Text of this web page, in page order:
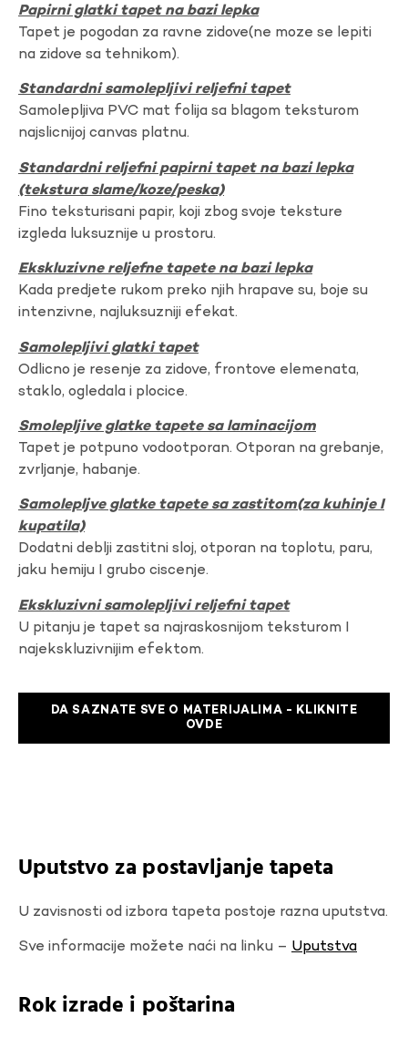
Papirni glatki tapet na bazi lepka
Tapet je pogodan za ravne zidove(ne moze se lepiti
na zidove sa tehnikom).
Standardni samolepljivi reljefni tapet
Samolepljiva PVC mat folija sa blagom teksturom
najslicnijoj canvas platnu.
Standardni reljefni papirni tapet na bazi lepka
(tekstura slame/koze/peska)
Fino teksturisani papir, koji zbog svoje teksture
izgleda luksuznije u prostoru.
Ekskluzivne reljefne tapete na bazi lepka
Kada predjete rukom preko njih hrapave su, boje su
intenzivne, najluksuzniji efekat.
Samolepljivi glatki tapet
Odlicno je resenje za zidove, frontove elemenata,
staklo, ogledala i plocice.
Smolepljive glatke tapete sa laminacijom
Tapet je potpuno vodootporan. Otporan na grebanje,
zvrljanje, habanje.
Samolepljve glatke tapete sa zastitom(za kuhinje I
kupatila)
Dodatni deblji zastitni sloj, otporan na toplotu, paru,
jaku hemiju I grubo ciscenje.
Ekskluzivni samolepljivi reljefni tapet
U pitanju je tapet sa najraskosnijom teksturom I
najekskluzivnijim efektom.
DA SAZNATE SVE O MATERIJALIMA - KLIKNITE
OVDE
Uputstvo za postavljanje tapeta
U zavisnosti od izbora tapeta postoje razna uputstva.
Sve informacije možete naći na linku – Uputstva
Rok izrade i poštarina